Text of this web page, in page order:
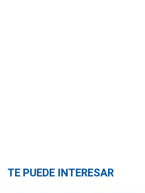
TE PUEDE INTERESAR